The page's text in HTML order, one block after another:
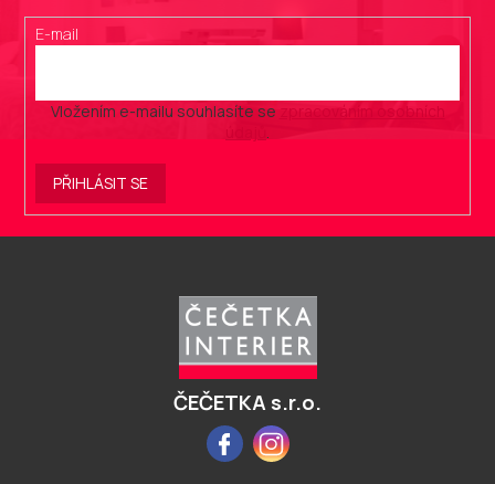
E-mail
Vložením e-mailu souhlasíte se zpracováním osobních
PŘIHLÁSIT SE
ČEČETKA s.r.o.
FacebookInstagram